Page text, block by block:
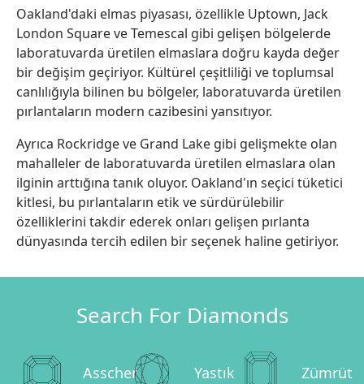
Oakland'daki elmas piyasası, özellikle Uptown, Jack
London Square ve Temescal gibi gelişen bölgelerde
laboratuvarda üretilen elmaslara doğru kayda değer
bir değişim geçiriyor. Kültürel çeşitliliği ve toplumsal
canlılığıyla bilinen bu bölgeler, laboratuvarda üretilen
pırlantaların modern cazibesini yansıtıyor.
Ayrıca Rockridge ve Grand Lake gibi gelişmekte olan
mahalleler de laboratuvarda üretilen elmaslara olan
ilginin arttığına tanık oluyor. Oakland'ın seçici tüketici
kitlesi, bu pırlantaların etik ve sürdürülebilir
özelliklerini takdir ederek onları gelişen pırlanta
dünyasında tercih edilen bir seçenek haline getiriyor.
Search For Diamonds
Asscher Yastık Zümrüt